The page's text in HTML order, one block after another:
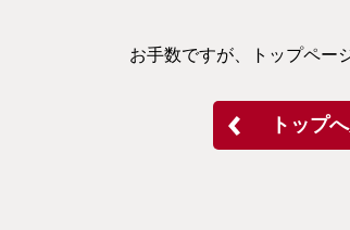
お手数ですが、トップペー
トップ